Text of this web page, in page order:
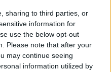
sharing to third parties, or
information for
use the below opt-out
Please note that after your
may continue seeing
information utilized by